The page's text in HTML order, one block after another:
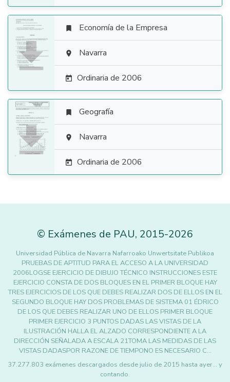

 Economía de la Empresa
 Navarra
 Ordinaria de 2006

 Geografía
 Navarra
 Ordinaria de 2006
© Exámenes de PAU, 2015-2026
Universidad Pública de Navarra Nafarroako Unwertsitate Publikoa
PRUEBAS DE APTITUD PARA EL ACCESO A LA UNIVERSIDAD
2006LOGSE EJERCICIO DE DIBUJO TÉCNICO INSTRUCCIONES ESTE
EJERCICIO CONSTA DE DOS BLOQUES EN EL PRIMER BLOQUE HAY
TRES EJERCICIOS DE LOS QUE DEBES REALIZAR DOS DE ELLOS EN EL
SEGUNDO BLOQUE HAY DOS PROBLEMAS DE SISTEMA 01 ÉDRICO
DE LOS QUE DEBES REALIZAR UNO DE ELLOS PRIMER BLOQUE
PRIMER EJERCICIO 3 PUNTOS DADAS LAS VISTAS DE LA
ILUSTRACIÓN HALLA EL ALZADO CORRESPONDIENTE A LA
DIRECCIÓN SEÑALADA A ESCALA 21TOMA LAS MEDIDAS DE LAS
VISTAS DADASPOR RAZONE DE TIEMPONO ES NECESARIO C…
37.277.803 exámenes descargados desde julio de 2015 hasta ayer... y
contando.